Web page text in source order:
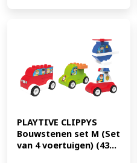
PLAYTIVE CLIPPYS
Bouwstenen set M (Set
van 4 voertuigen) (43...